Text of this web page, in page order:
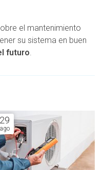
el mantenimiento
su sistema en buen
futuro.
29
ago